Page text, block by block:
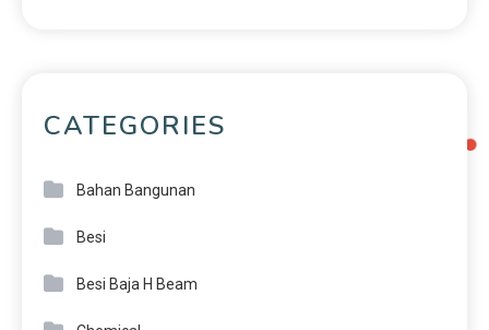
CATEGORIES
Bahan Bangunan
Besi
Besi Baja H Beam